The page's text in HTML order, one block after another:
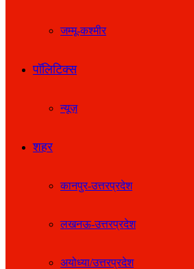
जम्मू-कश्मीर
पॉलिटिक्स
न्यूज़
शहर
कानपुर-उत्तरप्रदेश
लखनऊ-उत्तरप्रदेश
अयोध्या/उत्तरप्रदेश